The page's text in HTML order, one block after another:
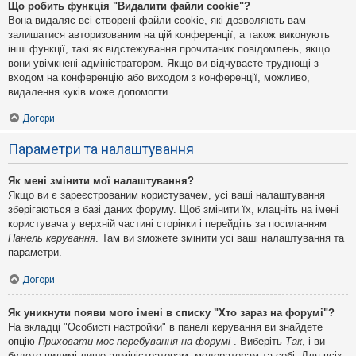
Що робить функція "Видалити файли cookie"?
Вона видаляє всі створені файли cookie, які дозволяють вам
залишатися авторизованим на цій конференції, а також виконують
інші функції, такі як відстежування прочитаних повідомлень, якщо
вони увімкнені адміністратором. Якщо ви відчуваєте труднощі з
входом на конференцію або виходом з конференції, можливо,
видалення куків може допомогти.
Догори
Параметри та налаштування
Як мені змінити мої налаштування?
Якщо ви є зареєстрованим користувачем, усі ваші налаштування
зберігаються в базі даних форуму. Щоб змінити їх, клацніть на імені
користувача у верхній частині сторінки і перейдіть за посиланням
Панель керування . Там ви зможете змінити усі ваші налаштування та
параметри.
Догори
Як уникнути появи мого імені в списку "Хто зараз на форумі"?
На вкладці "Особисті настройки" в панелі керування ви знайдете
опцію Приховати моє перебування на форумі . Виберіть Так, і ви